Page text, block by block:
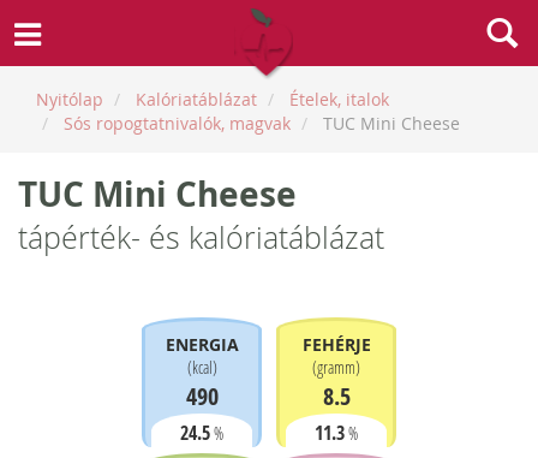
Nyitólap Kalóriatáblázat
Ételek, italok
Sós ropogtatnivalók, magvak
TUC Mini Cheese
TUC Mini Cheese
tápérték- és kalóriatáblázat
ENERGIA
(kcal)
490
24.5%
FEHÉRJE
(gramm)
8.5
11.3%